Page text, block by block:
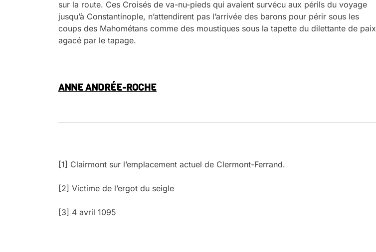
sur la route. Ces Croisés de va-nu-pieds qui avaient survécu aux périls du voyage
jusqu’à Constantinople, n’attendirent pas l’arrivée des barons pour périr sous les
coups des Mahométans comme des moustiques sous la tapette du dilettante de paix
agacé par le tapage.
ANNE ANDRÉE-ROCHE
[1] Clairmont sur l’emplacement actuel de Clermont-Ferrand.
[2] Victime de l’ergot du seigle
[3] 4 avril 1095